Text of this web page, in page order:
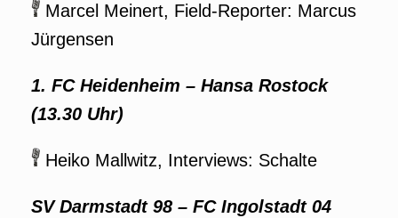
Marcel Meinert, Field-Reporter: Marcus
Jürgensen
1. FC Heidenheim – Hansa Rostock
(13.30 Uhr)
Heiko Mallwitz, Interviews: Schalte
SV Darmstadt 98 – FC Ingolstadt 04